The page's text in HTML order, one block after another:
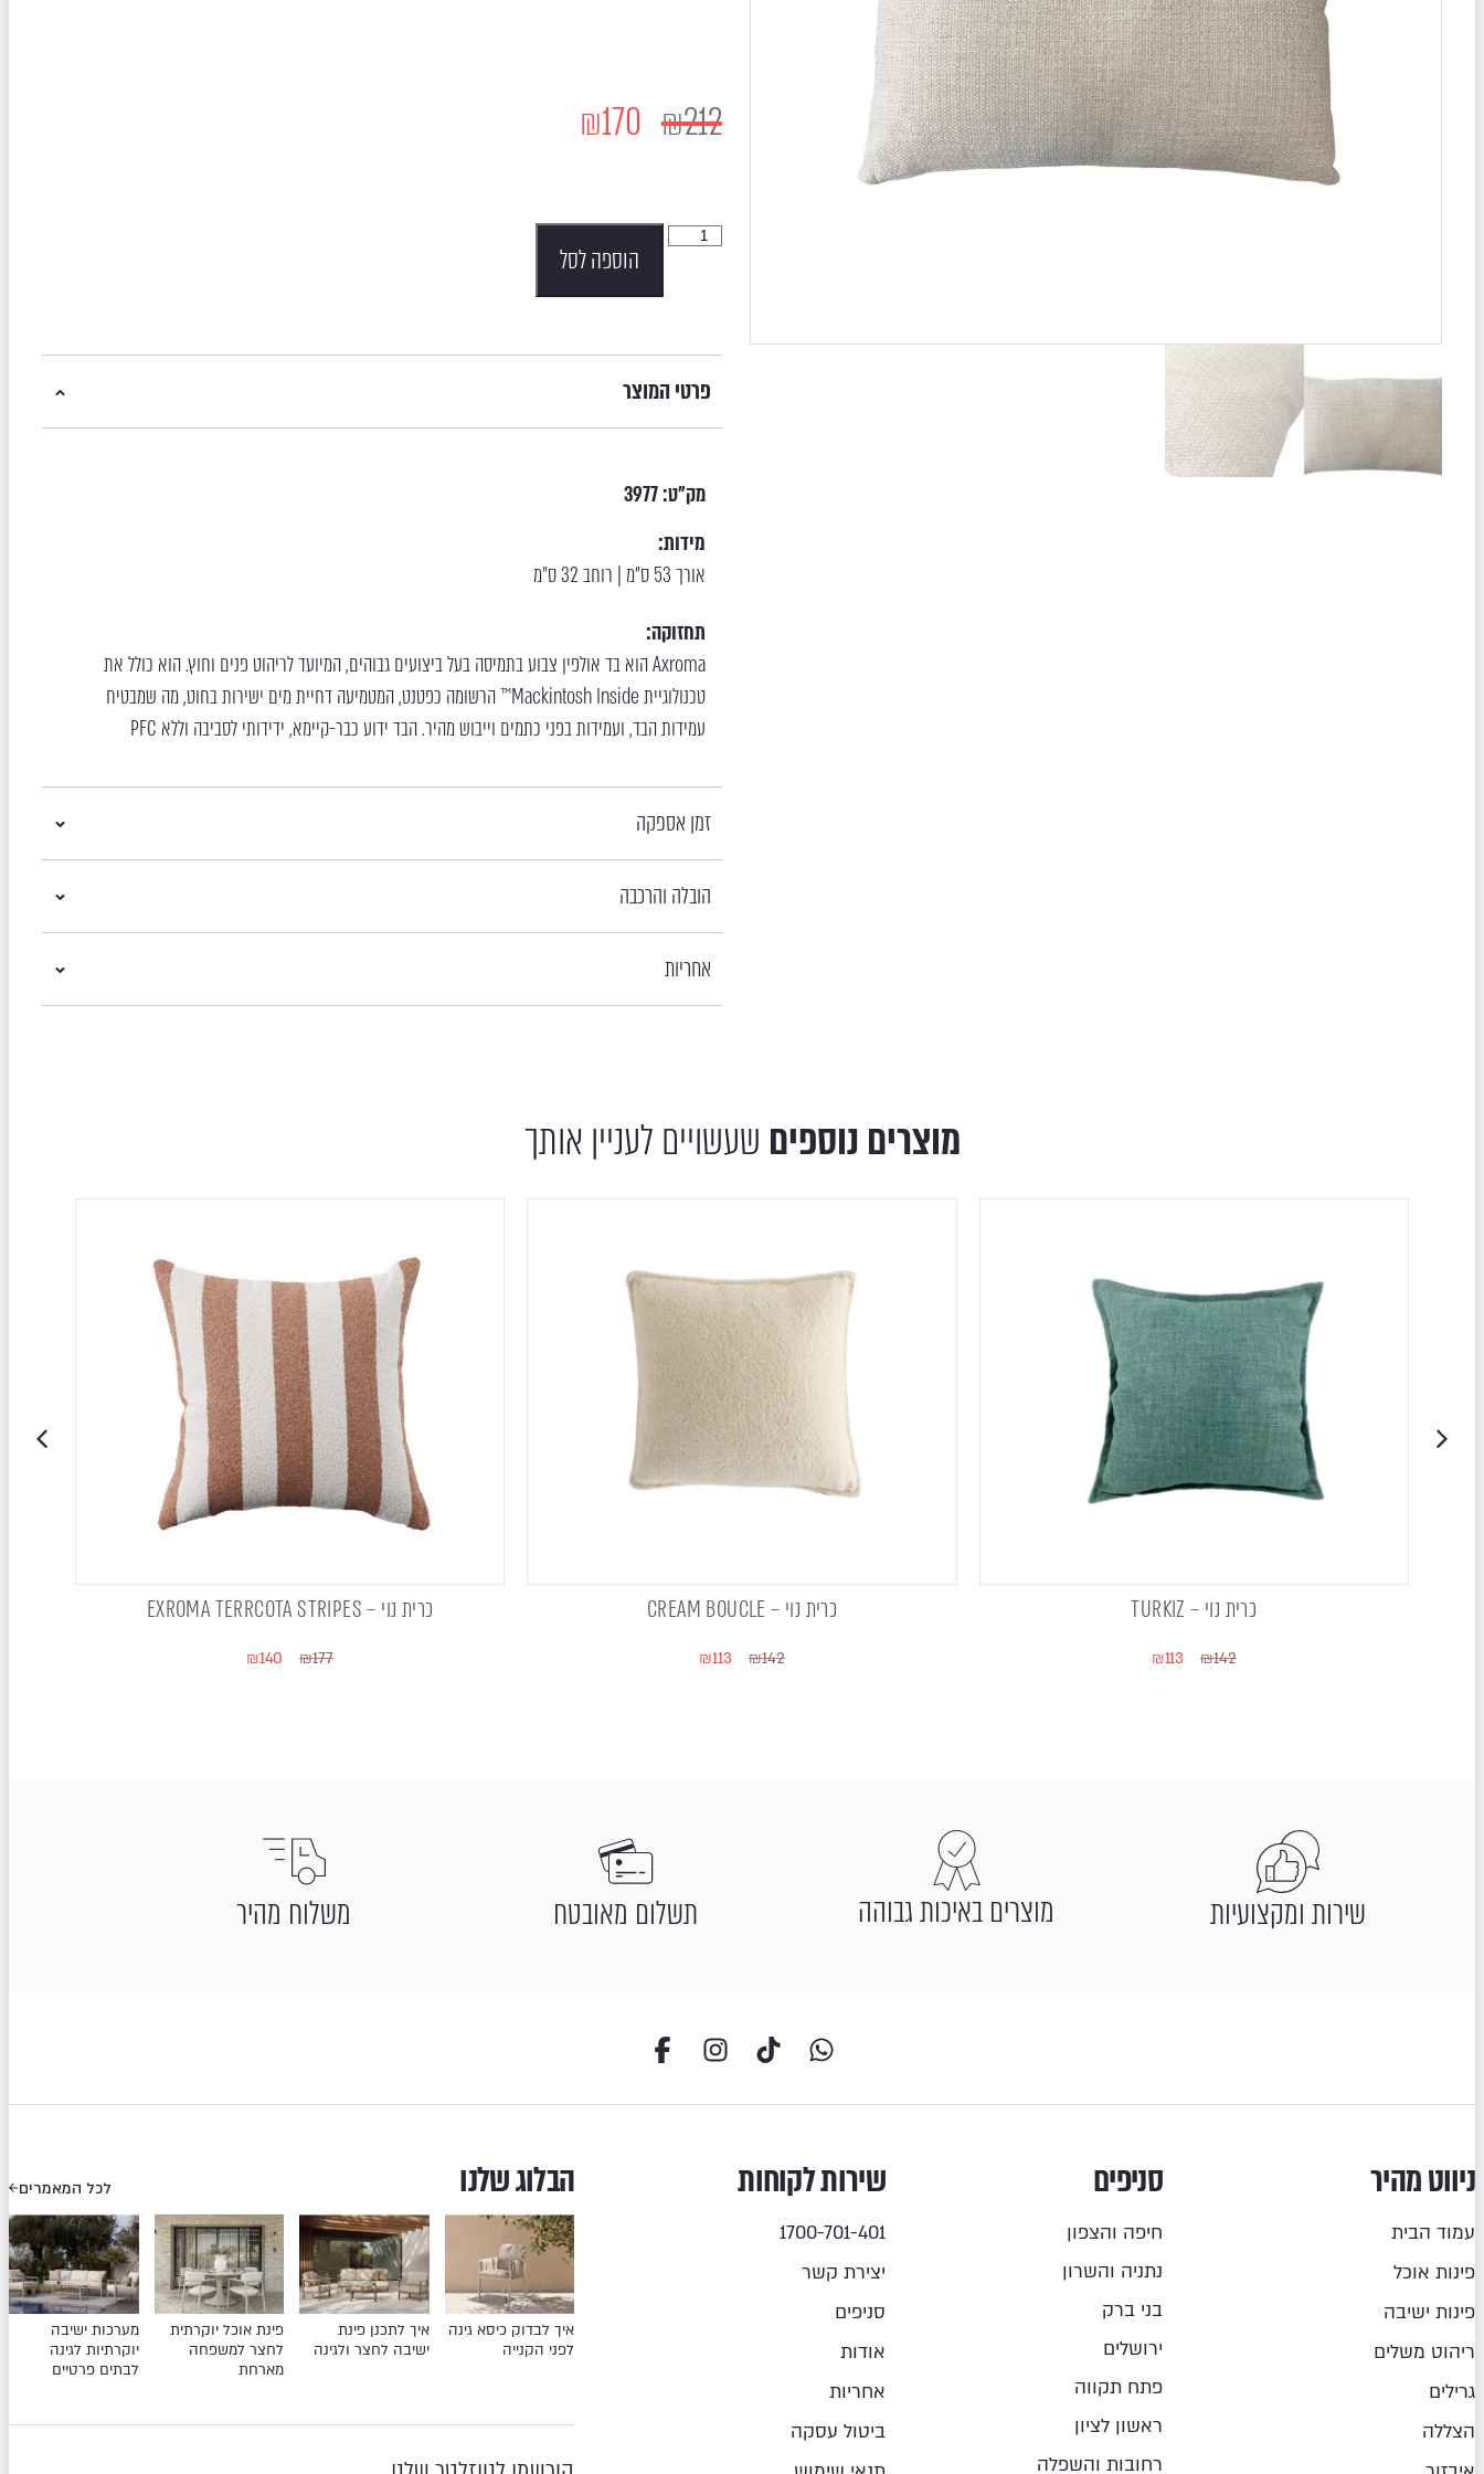
₪212
₪170
הוספה לסל
פרטי המוצר
מק"ט:3977
מידות:
אורך 53 ס"מ | רוחב 32 ס"מ
תחזוקה:
Axroma הוא בד אולפין צבוע בתמיסה בעל ביצועים גבוהים, המיועד לריהוט פנים וחוץ. הוא כולל את
טכנולוגיית Mackintosh Inside™ הרשומה כפטנט, המטמיעה דחיית מים ישירות בחוט, מה שמבטיח
עמידות הבד, ועמידות בפני כתמים וייבוש מהיר. הבד ידוע כבר-קיימא, ידידותי לסביבה וללא PFC
זמן אספקה
הובלה והרכבה
אחריות
מוצרים נוספים שעשויים לעניין אותך
כרית נוי – TURKIZ
₪142
₪113
כרית נוי – CREAM BOUCLE
₪142
₪113
כרית נוי – EXROMA TERRCOTA STRIPES
₪177
₪140
שירות ומקצועיות מוצרים באיכות גבוהה תשלום מאובטח משלוח מהיר
ניווט מהיר
עמוד הבית
פינות אוכל
פינות ישיבה
ריהוט משלים
גרילים
הצללה
סניפים
חיפה והצפון
נתניה והשרון
בני ברק
ירושלים
פתח תקווה
ראשון לציון
רחובות והשפלה
שירות לקוחות
1700-701-401
יצירת קשר
סניפים
אודות
אחריות
ביטול עסקה
הבלוג שלנו לכל המאמרים
איך לבדוק כיסא גינה
לפני הקנייה
איך לתכנן פינת
ישיבה לחצר ולגינה
פינת אוכל יוקרתית
לחצר למשפחה
מארחת
מערכות ישיבה
יוקרתיות לגינה
לבתים פרטיים